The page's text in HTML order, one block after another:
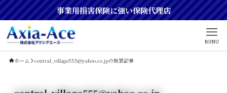
事業用損害保険に強い保険代理店
MENU
ホーム central_village555@yahoo.co.jpの執筆記事